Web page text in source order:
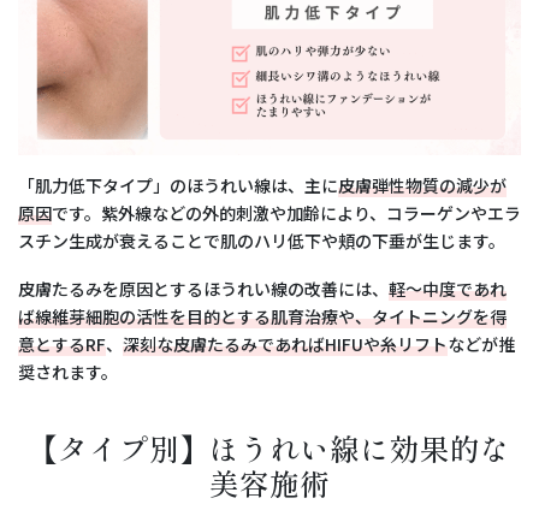
「肌力低下タイプ」のほうれい線は、主に皮膚弾性物質の減少が
原因です。紫外線などの外的刺激や加齢により、コラーゲンやエラ
スチン生成が衰えることで肌のハリ低下や頬の下垂が生じます。
皮膚たるみを原因とするほうれい線の改善には、 軽〜中度であれ
ば線維芽細胞の活性を目的とする肌育治療や、タイトニングを得
意とするRF、 深刻な皮膚たるみであればHIFUや糸リフトなどが推
奨されます。
【タイプ別】ほうれい線に効果的な
美容施術